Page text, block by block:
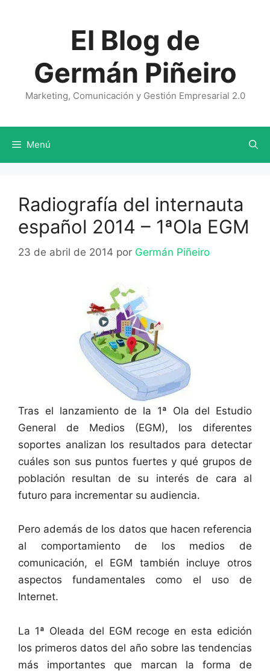
El Blog de
Germán Piñeiro
Marketing, Comunicación y Gestión Empresarial 2.0
Menú
Radiografía del internauta
español 2014 – 1ªOla EGM
23 de abril de 2014 por Germán Piñeiro
Tras el lanzamiento de la 1ª Ola del Estudio
General de Medios (EGM), los diferentes
soportes analizan los resultados para detectar
cuáles son sus puntos fuertes y qué grupos de
población resultan de su interés de cara al
futuro para incrementar su audiencia.
Pero además de los datos que hacen referencia
al comportamiento de los medios de
comunicación, el EGM también incluye otros
aspectos fundamentales como el uso de
Internet.
La 1ª Oleada del EGM recoge en esta edición
los primeros datos del año sobre las tendencias
más importantes que marcan la forma de